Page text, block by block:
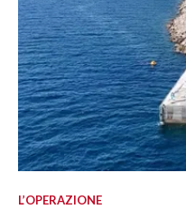
L’OPERAZIONE